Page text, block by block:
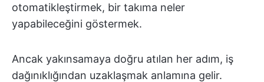
otomatikleştirmek, bir takıma neler
yapabileceğini göstermek.
Ancak yakınsamaya doğru atılan her adım, iş
dağınıklığından uzaklaşmak anlamına gelir.